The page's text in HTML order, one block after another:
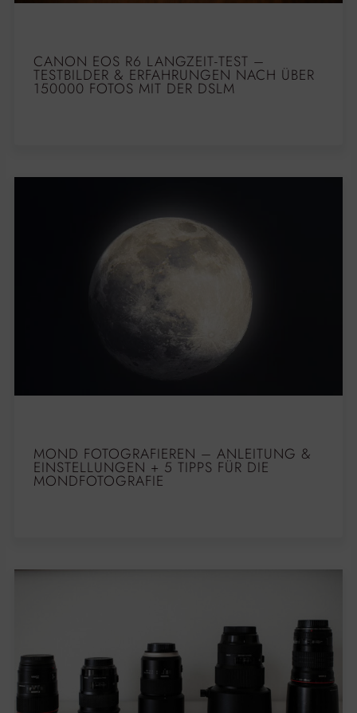
CANON EOS R6 LANGZEIT-TEST –
TESTBILDER & ERFAHRUNGEN NACH ÜBER
150000 FOTOS MIT DER DSLM
MOND FOTOGRAFIEREN – ANLEITUNG &
EINSTELLUNGEN + 5 TIPPS FÜR DIE
MONDFOTOGRAFIE